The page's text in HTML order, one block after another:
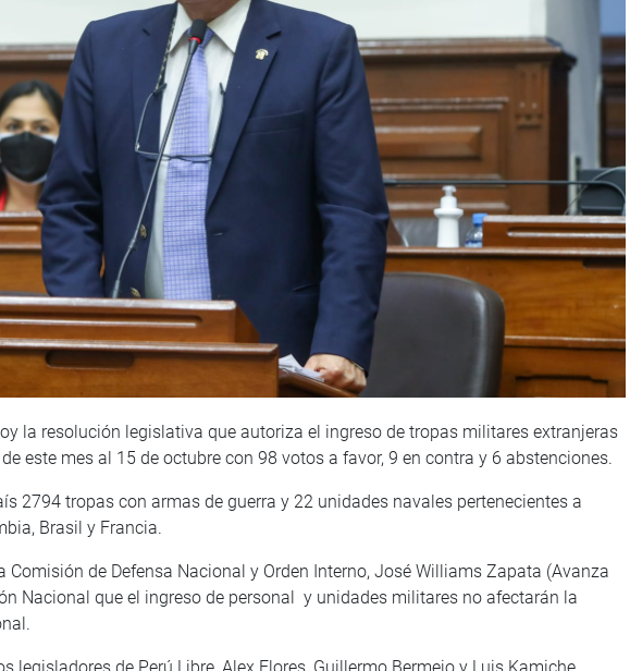
la resolución legislativa que autoriza el ingreso de tropas militares extranjeras
este mes al 15 de octubre con 98 votos a favor, 9 en contra y 6 abstenciones.
2794 tropas con armas de guerra y 22 unidades navales pertenecientes a
Brasil y Francia.
Comisión de Defensa Nacional y Orden Interno, José Williams Zapata (Avanza
Nacional que el ingreso de personal y unidades militares no afectarán la
legisladores de Perú Libre, Alex Flores, Guillermo Bermejo y Luis Kamiche,